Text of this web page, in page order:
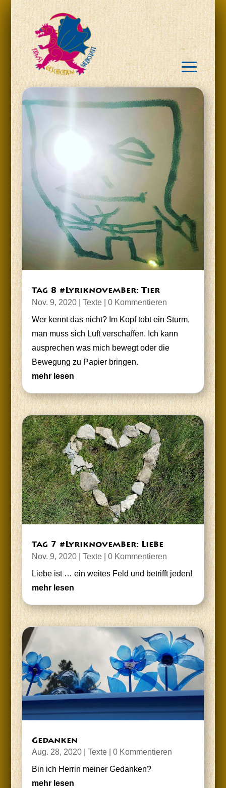
TAG 8 #Lyrik­no­vem­ber: Tier
Nov. 9, 2020| Texte| 0 Kommentieren
Wer kennt das nicht? Im Kopf tobt ein Sturm,
man muss sich Luft ver­schaf­fen. Ich kann
auspre­chen was mich bewegt oder die
Bewe­gung zu Papier bringen.
mehr lesen
TAG 7 #Lyrik­no­vem­ber: Liebe
Nov. 9, 2020| Texte| 0 Kommentieren
Lie­be ist … ein wei­tes Feld und betrifft jeden!
mehr lesen
Gedan­ken
Aug. 28, 2020| Texte| 0 Kommentieren
Bin ich Her­rin mei­ner Gedanken?
mehr lesen